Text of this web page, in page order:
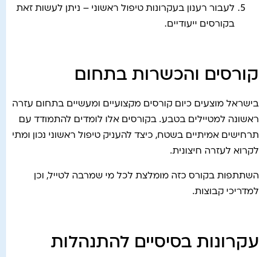
לעבור רענון בעקרונות טיפול ראשוני – ניתן לעשות זאת
בקורסים ייעודיים.
קורסים והכשרות בתחום
בישראל מוצעים כיום קורסים מקצועיים ומעשיים בתחום עזרה
ראשונה למטיילים בטבע. בקורסים אלו לומדים להתמודד עם
תרחישים אמיתיים בשטח, כיצד להעניק טיפול ראשוני נכון ומתי
לקרוא לעזרה חיצונית.
השתתפות בקורס כזה מומלצת לכל מי שמרבה לטייל, וכן
למדריכי קבוצות.
עקרונות בסיסיים להתנהלות